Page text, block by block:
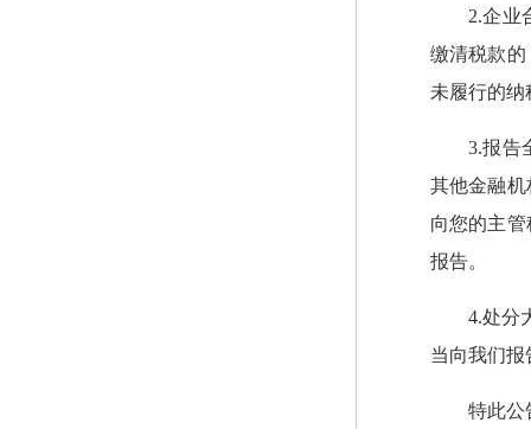
2.企业
缴清税款
未履行的
3.报告
其他金融机
向您的主
报告。
4.处分
当向我们报
特此公